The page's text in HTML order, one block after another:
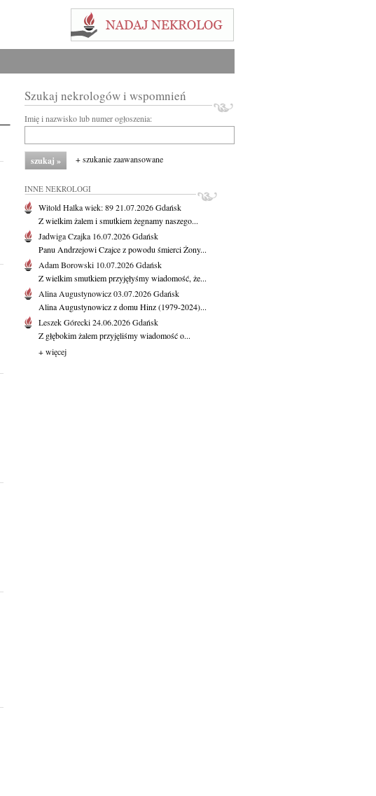
Szukaj nekrologów i wspomnień
Imię i nazwisko lub numer ogłoszenia:
+ szukanie zaawansowane
INNE NEKROLOGI
Witold Halkawiek: 8921.07.2026Gdańsk
Z wielkim żalem i smutkiem żegnamy naszego...
Jadwiga Czajka 16.07.2026Gdańsk
Panu Andrzejowi Czajce z powodu śmierci Żony...
Adam Borowski 10.07.2026Gdańsk
Z wielkim smutkiem przyjęłyśmy wiadomość, że...
Alina Augustynowicz03.07.2026Gdańsk
Alina Augustynowicz z domu Hinz (1979-2024)...
Leszek Górecki24.06.2026Gdańsk
Z głębokim żalem przyjęliśmy wiadomość o...
+ więcej